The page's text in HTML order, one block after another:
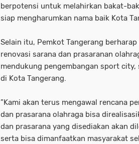
berpotensi untuk melahirkan bakat-
siap mengharumkan nama baik Kota
Selain itu, Pemkot Tangerang
renovasi sarana dan prasaranan
mendukung pengembangan sport
di Kota Tangerang.
”Kami akan terus mengawal rencana
dan prasarana olahraga bisa
dan prasarana yang disediakan akan
serta bisa dimanfaatkan masyarakat